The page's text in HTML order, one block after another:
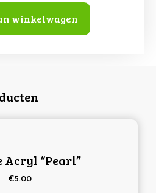
winkelwagen
Acryl “Pearl”
€5.00